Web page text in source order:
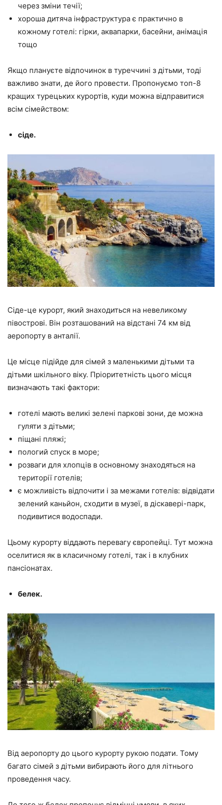
через зміни течії;
хороша дитяча інфраструктура є практично в
кожному готелі: гірки, аквапарки, басейни, анімація
тощо
Якщо плануєте відпочинок в туреччині з дітьми, тоді
важливо знати, де його провести. Пропонуємо топ-8
кращих турецьких курортів, куди можна відправитися
всім сімейством:
сіде.
Сіде-це курорт, який знаходиться на невеликому
півострові. Він розташований на відстані 74 км від
аеропорту в анталії.
Це місце підійде для сімей з маленькими дітьми та
дітьми шкільного віку. Пріоритетність цього місця
визначають такі фактори:
готелі мають великі зелені паркові зони, де можна
гуляти з дітьми;
піщані пляжі;
пологий спуск в море;
розваги для хлопців в основному знаходяться на
території готелів;
є можливість відпочити і за межами готелів: відвідати
зелений каньйон, сходити в музеї, в діскавері-парк,
подивитися водоспади.
Цьому курорту віддають перевагу європейці. Тут можна
оселитися як в класичному готелі, так і в клубних
пансіонатах.
белек.
Від аеропорту до цього курорту рукою подати. Тому
багато сімей з дітьми вибирають його для літнього
проведення часу.